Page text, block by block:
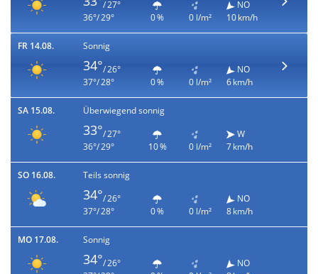
/ 27°
36°/ 29°
0 % 0 l/m²
NO
10 km/h
FR 14.08. Sonnig
34°/ 26°
37°/ 28°
0 % 0 l/m²
NO
6 km/h
SA 15.08. Überwiegend sonnig
33°/ 27°
36°/ 29°
10 % 0 l/m²
W
7 km/h
SO 16.08. Teils sonnig
34°/ 26°
37°/ 28°
0 % 0 l/m²
NO
8 km/h
MO 17.08. Sonnig
34°/ 26°
NO